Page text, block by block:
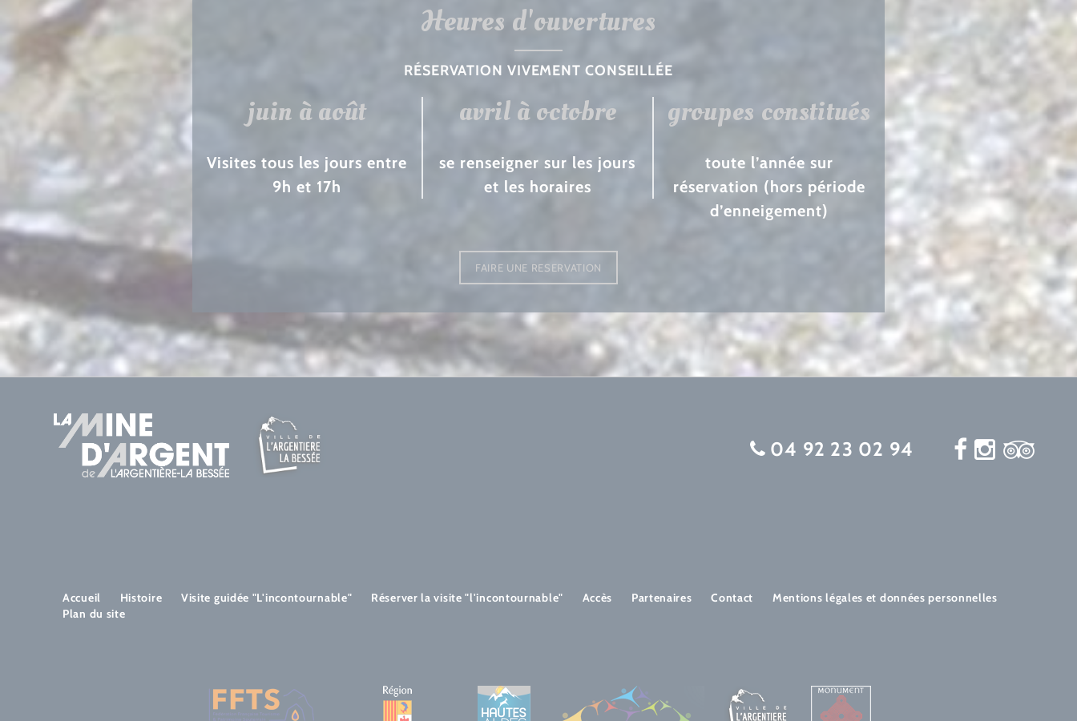
Heures d'ouvertures
RÉSERVATION VIVEMENT CONSEILLÉE
juin à août
Visites tous les jours entre
9h et 17h
avril à octobre
se renseigner sur les jours
et les horaires
groupes constitués
toute l’année sur
réservation (hors période
d’enneigement)
FAIRE UNE RESERVATION
04 92 23 02 94
Accueil Histoire Visite guidée "L'incontournable" Réserver la visite "l'incontournable" Accès Partenaires Contact
Mentions légales et données personnelles
Plan du site